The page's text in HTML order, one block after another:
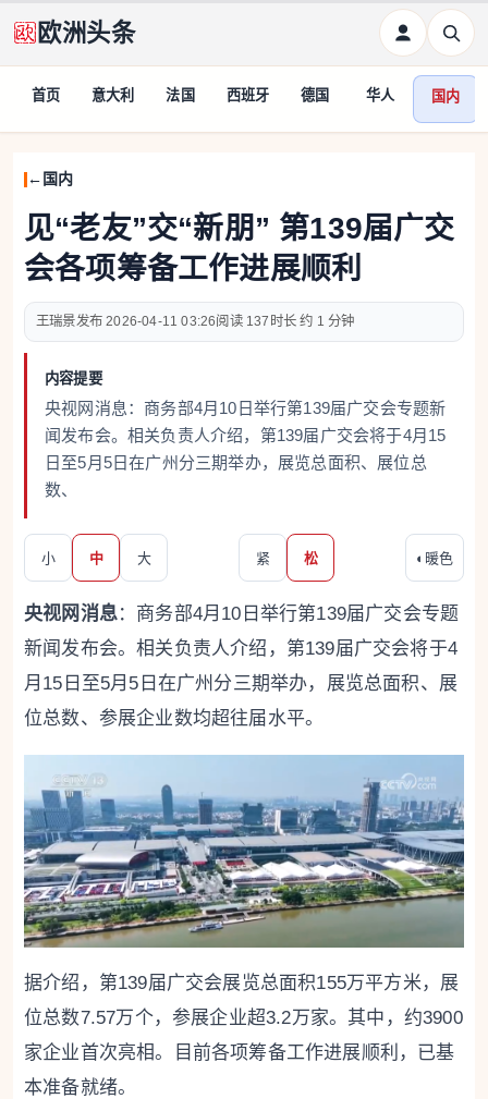
欧洲头条
首页 意大利 法国 西班牙 德国 华人 国内
国内
见“老友”交“新朋” 第139届广交
会各项筹备工作进展顺利
王瑞景 2026-04-11 03:26 137 约 1 分钟
内容提要
央视网消息：商务部4月10日举行第139届广交会专题新
闻发布会。相关负责人介绍，第139届广交会将于4月15
日至5月5日在广州分三期举办，展览总面积、展位总
数、
小 中 大 紧 松 ◐ 暖色
央视网消息：商务部4月10日举行第139届广交会专题
新闻发布会。相关负责人介绍，第139届广交会将于4
月15日至5月5日在广州分三期举办，展览总面积、展
位总数、参展企业数均超往届水平。
据介绍，第139届广交会展览总面积155万平方米，展
位总数7.57万个，参展企业超3.2万家。其中，约3900
家企业首次亮相。目前各项筹备工作进展顺利，已基
本准备就绪。